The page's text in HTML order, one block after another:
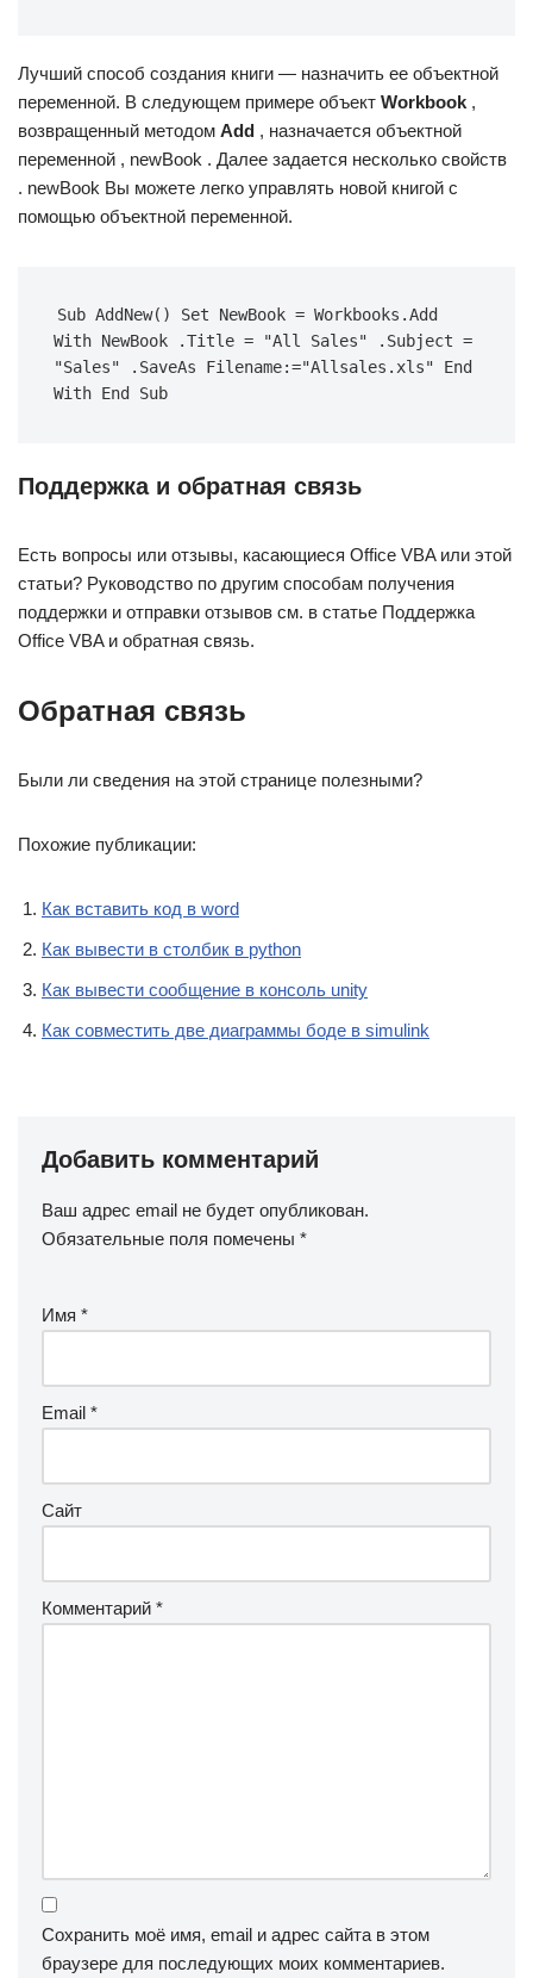
Лучший способ создания книги — назначить ее объектной
переменной. В следующем примере объект Workbook ,
возвращенный методом Add , назначается объектной
переменной , newBook . Далее задается несколько свойств
. newBook Вы можете легко управлять новой книгой с
помощью объектной переменной.
Sub AddNew() Set NewBook = Workbooks.Add
With NewBook .Title = "All Sales" .Subject =
"Sales" .SaveAs Filename:="Allsales.xls" End
With End Sub
Поддержка и обратная связь
Есть вопросы или отзывы, касающиеся Office VBA или этой
статьи? Руководство по другим способам получения
поддержки и отправки отзывов см. в статье Поддержка
Office VBA и обратная связь.
Обратная связь
Были ли сведения на этой странице полезными?
Похожие публикации:
Как вставить код в word
Как вывести в столбик в python
Как вывести сообщение в консоль unity
Как совместить две диаграммы боде в simulink
Добавить комментарий
Ваш адрес email не будет опубликован.
Обязательные поля помечены *
Имя *
Email *
Сайт
Комментарий *
Сохранить моё имя, email и адрес сайта в этом
браузере для последующих моих комментариев.